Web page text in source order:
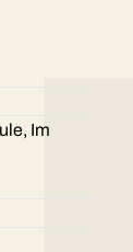
Im